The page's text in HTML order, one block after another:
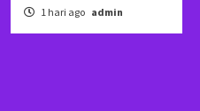
1 hari ago admin